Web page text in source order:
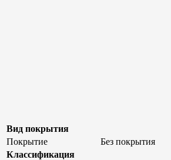
Вид покрытия
Покрытие
Без покрытия
Классификация